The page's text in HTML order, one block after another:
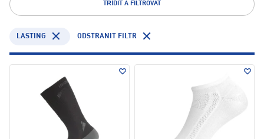
TŘÍDIT A FILTROVAT
LASTING ODSTRANIT FILTR